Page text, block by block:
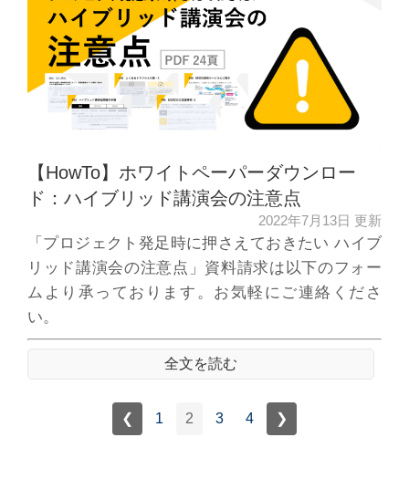
【HowTo】ホワイトペーパーダウンロー
ド：ハイブリッド講演会の注意点
2022年7月13日 更新
「プロジェクト発足時に押さえておきたい ハイブ
リッド講演会の注意点」資料請求は以下のフォー
ムより承っております。お気軽にご連絡くださ
い。
全文を読む
❮ 1 2 3 4 ❯